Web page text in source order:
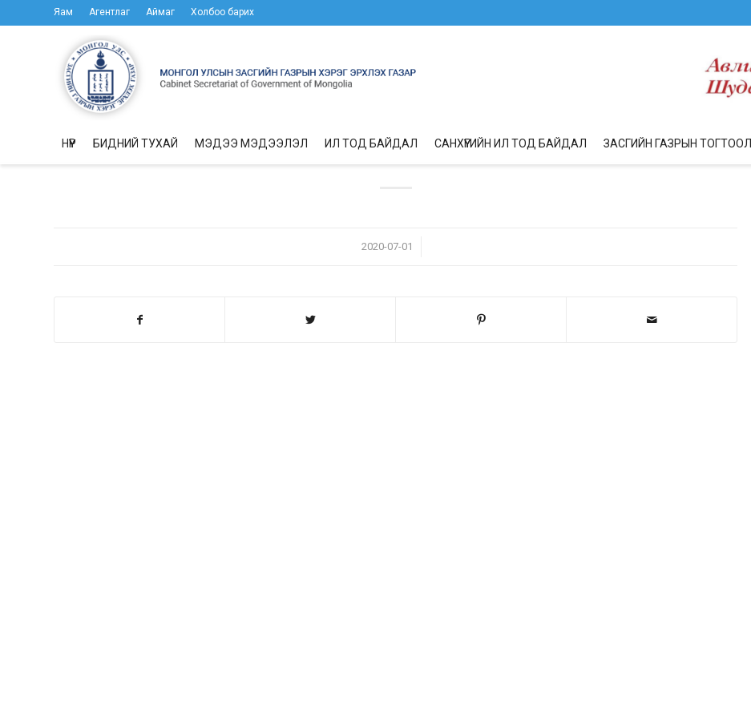
Яам Агентлаг Аймаг Холбоо барих
НҮҮР БИДНИЙ ТУХАЙ МЭДЭЭ МЭДЭЭЛЭЛ ИЛ ТОД БАЙДАЛ САНХҮҮГИЙН ИЛ ТОД БАЙДАЛ ЗАСГИЙН ГАЗРЫН ТОГТООЛ
2020-07-01
/